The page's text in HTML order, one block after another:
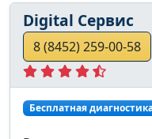
Digital Сервис
8 (8452) 259-00-58
Бесплатная